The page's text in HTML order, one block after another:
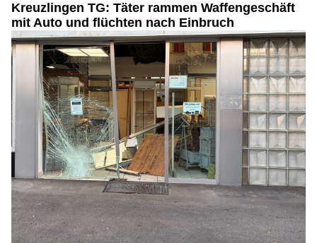
Kreuzlingen TG: Täter rammen Waffengeschäft
mit Auto und flüchten nach Einbruch